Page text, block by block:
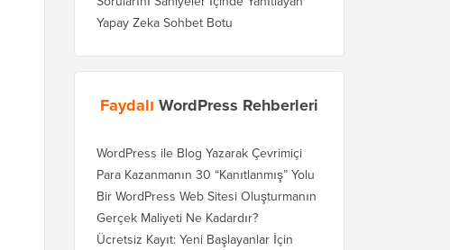
Yapay Zeka Sohbet Botu
Faydalı WordPress Rehberleri
WordPress ile Blog Yazarak Çevrimiçi
Para Kazanmanın 30 “Kanıtlanmış” Yolu
Bir WordPress Web Sitesi Oluşturmanın
Gerçek Maliyeti Ne Kadardır?
Ücretsiz Kayıt: Yeni Başlayanlar İçin